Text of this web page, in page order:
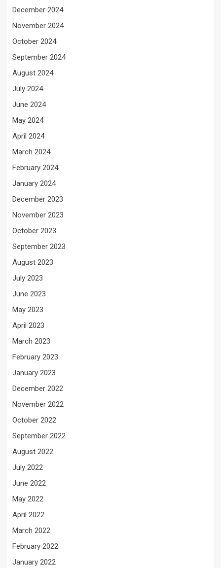
December 2024
November 2024
October 2024
September 2024
August 2024
July 2024
June 2024
May 2024
April 2024
March 2024
February 2024
January 2024
December 2023
November 2023
October 2023
September 2023
August 2023
July 2023
June 2023
May 2023
April 2023
March 2023
February 2023
January 2023
December 2022
November 2022
October 2022
September 2022
August 2022
July 2022
June 2022
May 2022
April 2022
March 2022
February 2022
January 2022